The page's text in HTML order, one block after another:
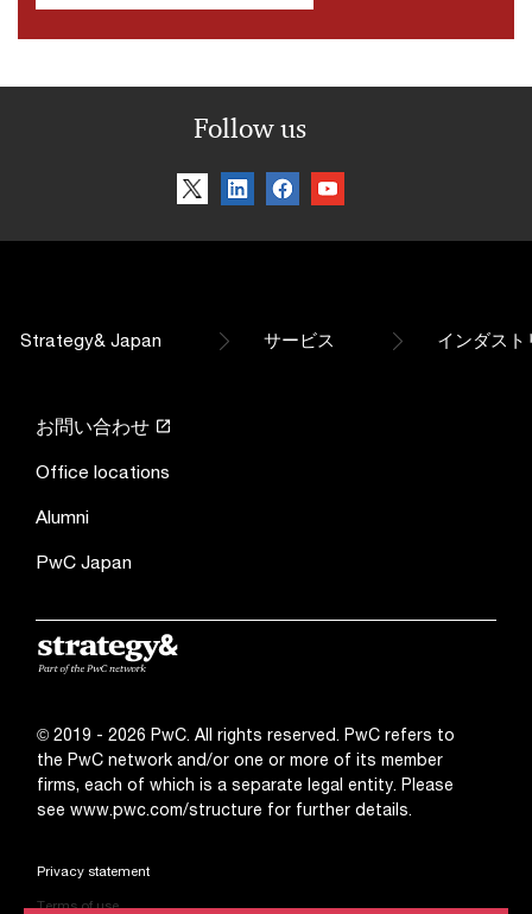
Follow us
Strategy& Japan サービス インダスト
お問い合わせ
Office locations
Alumni
PwC Japan
© 2019 - 2026 PwC. All rights reserved. PwC refers to
the PwC network and/or one or more of its member
firms, each of which is a separate legal entity. Please
see www.pwc.com/structure for further details.
Privacy statement
Terms of use